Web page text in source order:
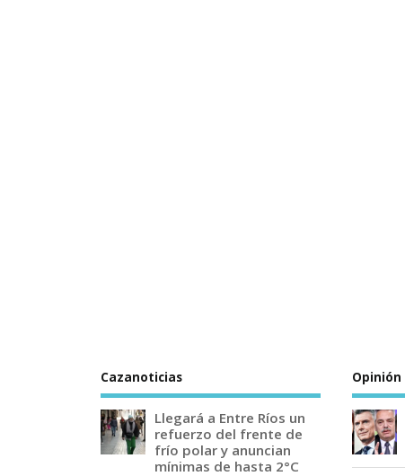
Cazanoticias
Llegará a Entre Ríos un
refuerzo del frente de
frío polar y anuncian
mínimas de hasta 2°C
Opinión